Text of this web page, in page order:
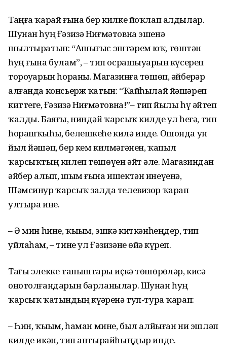
Таңға ҡарай ғына бер килке йоҡлап алдылар.
Шунан һуң Ғәзизә Ниғмәтовна эшенә
шылтыратып: “Ашығыс эштәрем юҡ, төштән
һуң ғына булам”, – тип осрашыуҙарын күсереп
тороуҙарын һораны. Магазинға төшөп, әйберҙәр
алғанда консьерж ҡатын: “Ҡайһылай йәшәреп
киттегеҙ, Ғәзизә Ниғмәтовна!”– тип йылы һүҙ әйтеп
ҡалды. Баяғы, ниндәй ҡарсыҡ килде ул һеҙгә, тип
һорашҡыһы, белешкеһе килә инде. Ошонда ун
йыл йәшәп, бер кем килмәгәнен, ҡапыл
ҡарсыҡтың килеп төшөүен әйт әле. Магазиндан
әйбер алып, шым ғына ишектән инеүенә,
Шәмсинур ҡарсыҡ залда телевизор ҡарап
ултыра ине.
– Ә мин һине, ҡыҙым, эшкә киткәнһеңдер, тип
уйлаһам, – тине ул Ғәзизәне өйҙә күреп.
Тағы элекке таныштарҙы иҫкә төшөрҙөләр, кисә
онотолғандарын барланылар. Шунан һуң
ҡарсыҡ ҡатындың күҙҙәренә туп-тура ҡарап:
– Һин, ҡыҙым, һаман мине, был алйыған ни эшләп
килде икән, тип аптырайһыңдыр инде.